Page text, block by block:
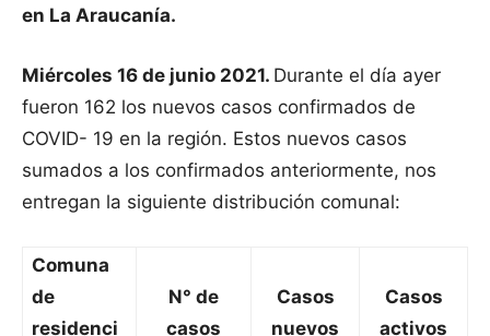
en La Araucanía.
Miércoles 16 de junio 2021. Durante el día ayer
fueron 162 los nuevos casos confirmados de
COVID- 19 en la región. Estos nuevos casos
sumados a los confirmados anteriormente, nos
entregan la siguiente distribución comunal:
Comuna
de
residenci
N° de
casos
Casos
nuevos
Casos
activos